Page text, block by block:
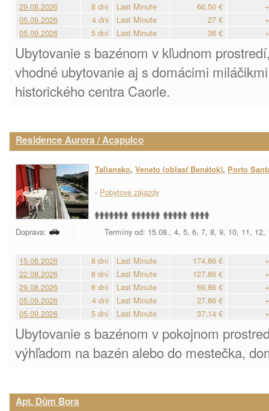
29.08.2026
8 dní Last Minute 66,50 €
05.09.2026
4 dni Last Minute 27 €
05.09.2026
5 dní Last Minute 36 €
Ubytovanie s bazénom v kľudnom
vhodné ubytovanie aj s domácimi
historického centra Caorle.
Residence Aurora / Acapulco
Taliansko, Veneto (oblasť Benátok), Porto
- Pobytové zájazdy
Doprava: Termíny od: 15.08., 4, 5, 6, 7, 8, 9, 10, 11, 12,
15.08.2026 8 dní Last Minute 174,86 €
22.08.2026
8 dní Last Minute 127,86 €
29.08.2026
8 dní Last Minute 69,86 €
05.09.2026
4 dni Last Minute 27,86 €
05.09.2026
5 dní Last Minute 37,14 €
Ubytovanie s bazénom v pokojnom
výhľadom na bazén alebo do mestečka,
Apt. Dům Bora